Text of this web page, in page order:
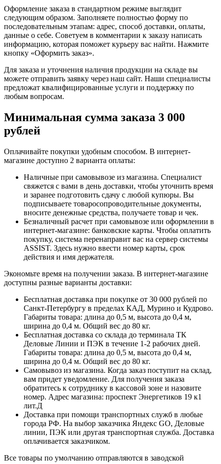
Оформление заказа в стандартном режиме выглядит
следующим образом. Заполняете полностью форму по
последовательным этапам: адрес, способ доставки, оплаты,
данные о себе. Советуем в комментарии к заказу написать
информацию, которая поможет курьеру вас найти. Нажмите
кнопку «Оформить заказ».
Для заказа и уточнения наличия продукции на складе вы
можете отправить заявку через наш сайт. Наши специалисты
предложат квалифицированные услуги и поддержку по
любым вопросам.
Минимальная сумма заказа 3 000
рублей
Оплачивайте покупки удобным способом. В интернет-
магазине доступно 2 варианта оплаты:
Наличные при самовывозе из магазина. Специалист
свяжется с вами в день доставки, чтобы уточнить время
и заранее подготовить сдачу с любой купюры. Вы
подписываете товаросопроводительные документы,
вносите денежные средства, получаете товар и чек.
Безналичный расчет при самовывозе или оформлении в
интернет-магазине: банковские карты. Чтобы оплатить
покупку, система перенаправит вас на сервер системы
ASSIST. Здесь нужно ввести номер карты, срок
действия и имя держателя.
Экономьте время на получении заказа. В интернет-магазине
доступны разные варианты доставки:
Бесплатная доставка при покупке от 30 000 рублей по
Санкт-Петербургу в пределах КАД, Мурино и Кудрово.
Габариты товара: длина до 0,5 м, высота до 0,4 м,
ширина до 0,4 м. Общий вес до 80 кг.
Бесплатная доставка со склада до терминала ТК
Деловые Линии и ПЭК в течение 1-2 рабочих дней.
Габариты товара: длина до 0,5 м, высота до 0,4 м,
ширина до 0,4 м. Общий вес до 80 кг.
Самовывоз из магазина. Когда заказ поступит на склад,
вам придет уведомление. Для получения заказа
обратитесь к сотруднику в кассовой зоне и назовите
номер. Адрес магазина: проспект Энергетиков 19 к1
лит.Д
Доставка при помощи транспортных служб в любые
города РФ. На выбор заказчика Яндекс GO, Деловые
линии, ПЭК или другая транспортная служба. Доставка
оплачивается заказчиком.
Все товары по умолчанию отправляются в заводской